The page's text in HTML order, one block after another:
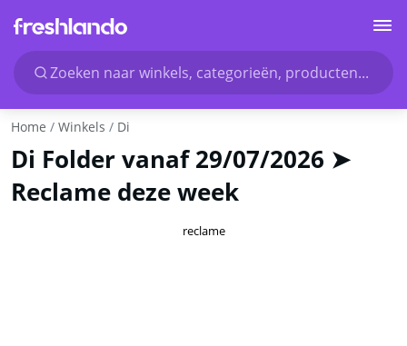
Zoeken naar winkels, categorieën, producten...
Home Winkels Di
Di Folder vanaf 29/07/2026 ➤
Reclame deze week
reclame